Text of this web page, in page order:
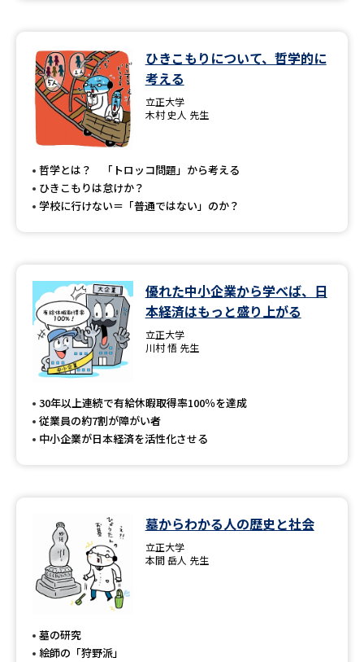
ひきこもりについて、哲学的に
考える
立正大学
木村 史人 先生
哲学とは？ 「トロッコ問題」から考える
ひきこもりは怠けか？
学校に行けない＝「普通ではない」のか？
優れた中小企業から学べば、日
本経済はもっと盛り上がる
立正大学
川村 悟 先生
30年以上連続で有給休暇取得率100％を達成
従業員の約7割が障がい者
中小企業が日本経済を活性化させる
墓からわかる人の歴史と社会
立正大学
本間 岳人 先生
墓の研究
絵師の「狩野派」